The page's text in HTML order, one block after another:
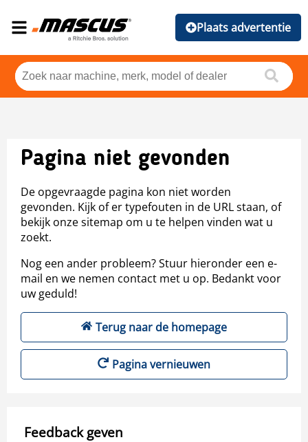
Plaats advertentie
Pagina niet gevonden
De opgevraagde pagina kon niet worden
gevonden. Kijk of er typefouten in de URL staan, of
bekijk onze sitemap om u te helpen vinden wat u
zoekt.
Nog een ander probleem? Stuur hieronder een e-
mail en we nemen contact met u op. Bedankt voor
uw geduld!
Terug naar de homepage
Pagina vernieuwen
Feedback geven